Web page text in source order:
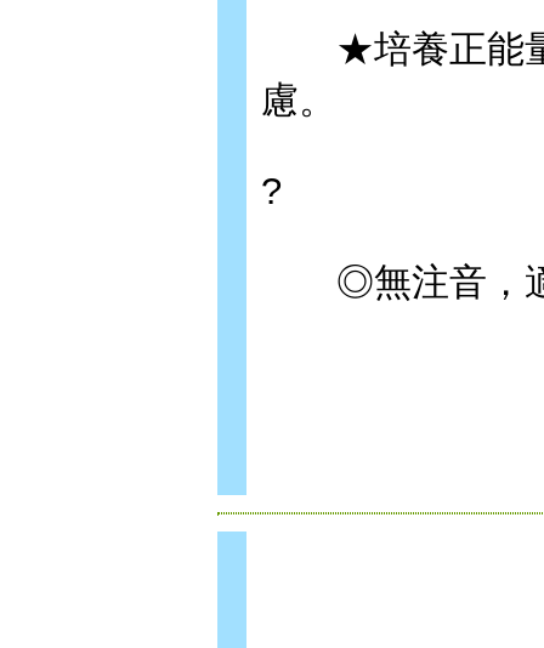
★培養正能量
慮。
?
◎無注音，適